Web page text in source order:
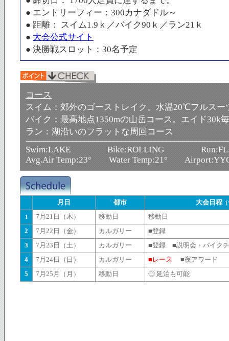
● エントリーフィー：300カナダドル～
● 距離： スイム1.9ｋ／バイク90ｋ／ラン21ｋ
● 大会公式サイト
● 決勝戦スロット：30名予定
コース
スイム：郊外のゴーストレイク。水温20℃フルスー
バイク：最高地点1350mの山岳コース。エイド30k毎
ラン：湖沿いのフラットな周回コース
Swim:LAKE Bike:ROLLING
Avg.Air Temp:23° Water Temp:21°
月日 都市 大会日程
1 7月21日（木） 移動日
移動日
2
7月22日（金） カルガリー
■登録
3
7月23日（土） カルガリー
■登録 ■説明会・バイク
4
7月24日（日） カルガリー ■レース ■夜アワード
5
7月25月（月） 移動日 ◎ 延泊も可能